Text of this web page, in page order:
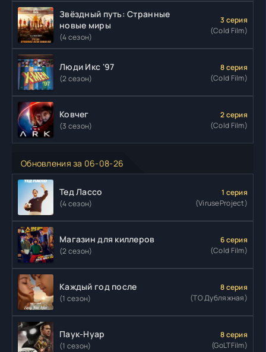
Звёздный путь: Странные
новые миры
(4 сезон)
3 серия
(Cold Film)
Люди Икс '97
(2 сезон)
8 серия
(Cold Film)
Ковчег
(3 сезон)
2 серия
(Cold Film)
Обновления за 06-08-26
Тед Лассо
(4 сезон)
1 серия
(ViruseProject)
Магазин для киллеров
(2 сезон)
6 серия
(Cold Film)
Каждый год после
(1 сезон)
8 серия
(ТО Дубляжная)
Паук-Нуар
(1 сезон)
8 серия
(GoLTFilm)